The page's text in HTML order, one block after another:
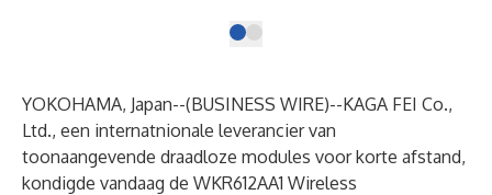
YOKOHAMA, Japan--(BUSINESS WIRE)--KAGA FEI Co.,
Ltd., een internatnionale leverancier van
toonaangevende draadloze modules voor korte afstand,
kondigde vandaag de WKR612AA1 Wireless